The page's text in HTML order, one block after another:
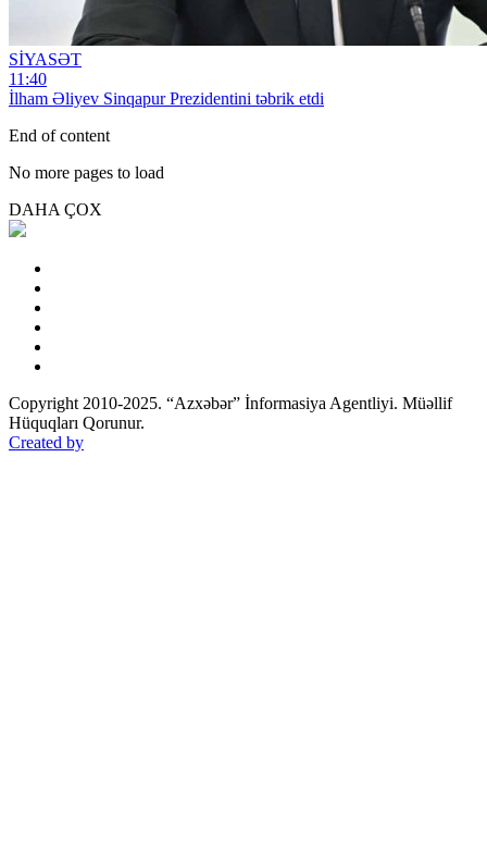
SİYASƏT
11:40
İlham Əliyev Sinqapur Prezidentini təbrik etdi
End of content
No more pages to load
DAHA ÇOX
Copyright 2010-2025. “Azxəbər” İnformasiya Agentliyi. Müəllif
Hüquqları Qorunur.
Created by